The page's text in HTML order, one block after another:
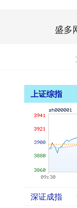
盛多
上证综指
深证成指